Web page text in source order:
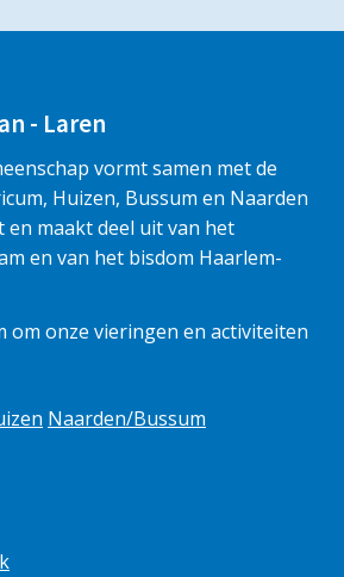
- Laren
vormt samen met de
Huizen, Bussum en Naarden
en maakt deel uit van het
en van het bisdom Haarlem-
om onze vieringen en activiteiten
Naarden/Bussum